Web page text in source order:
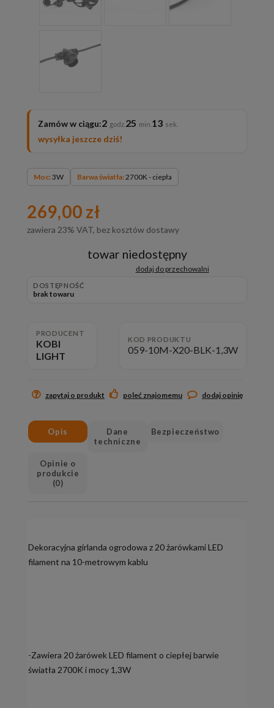
Zamów w ciągu:2 25 12
wysyłka jeszcze dziś!
Moc:3W Barwa światła: 2700K - ciepła
269,00 zł
zawiera 23% VAT, bez kosztów dostawy
towar niedostępny
dodaj do przechowalni
DOSTĘPNOŚĆ
brak towaru
PRODUCENT
KOBI
LIGHT
KOD PRODUKTU
059-10M-X20-BLK-1,3W
zapytaj o produkt poleć znajomemu dodaj opinię
Opis
Dane
techniczne
Bezpieczeństwo
Opinie o
produkcie
(0)
Dekoracyjna girlanda ogrodowa z 20 żarówkami LED
filament na 10-metrowym kablu
-Zawiera 20 żarówek LED filament o ciepłej barwie
światła 2700K i mocy 1,3W